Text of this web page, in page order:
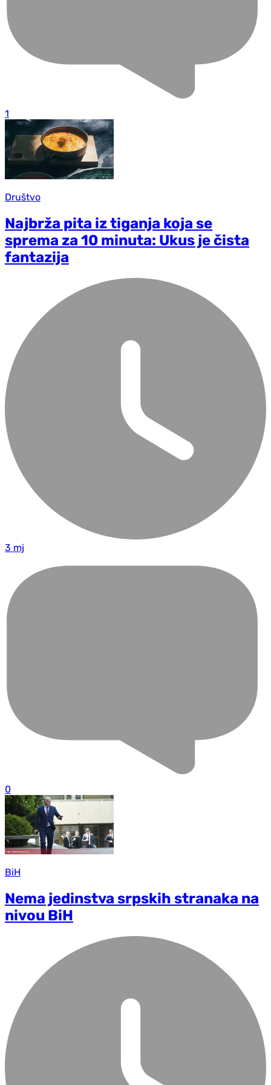
1
Društvo
Najbrža pita iz tiganja koja se
sprema za 10 minuta: Ukus je čista
fantazija
3 mj
0
BiH
Nema jedinstva srpskih stranaka na
nivou BiH